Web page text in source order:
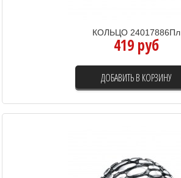
КОЛЬЦО 24017886Пл
419 руб
ДОБАВИТЬ В КОРЗИНУ